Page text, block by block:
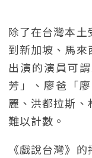
除了在台灣本
到新加坡、馬
出演的演員可
芳」、廖爸「
麗、洪都拉斯、
難以計數。
《戲說台灣》